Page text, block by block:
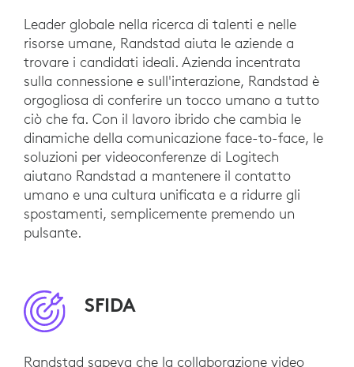
Leader globale nella ricerca di talenti e nelle
risorse umane, Randstad aiuta le aziende a
trovare i candidati ideali. Azienda incentrata
sulla connessione e sull'interazione, Randstad è
orgogliosa di conferire un tocco umano a tutto
ciò che fa. Con il lavoro ibrido che cambia le
dinamiche della comunicazione face-to-face, le
soluzioni per videoconferenze di Logitech
aiutano Randstad a mantenere il contatto
umano e una cultura unificata e a ridurre gli
spostamenti, semplicemente premendo un
pulsante.
SFIDA
Randstad sapeva che la collaborazione video